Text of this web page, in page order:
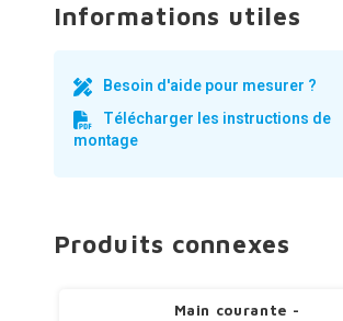
Informations utiles
Besoin d'aide pour mesurer ?
Télécharger les instructions de
montage
Produits connexes
Main courante -